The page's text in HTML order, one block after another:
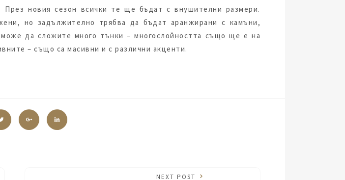
новия сезон всички те ще бъдат с внушителни размери.
но задължително трябва да бъдат аранжирани с камъни,
да сложите много тънки – многослойността също ще е на
– също са масивни и с различни акценти.
NEXT POST